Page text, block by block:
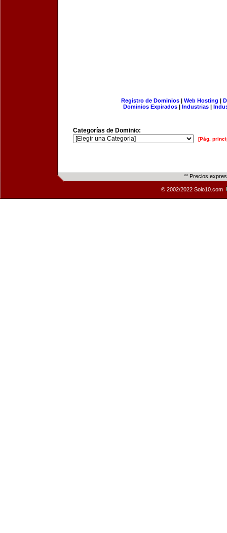
Registro de Dominios| Web Hosting |
Dominios Expirados | Industrias |
Categorías de Dominio:
[Pág.
** Precios
© 2002/2022 Solo10.com